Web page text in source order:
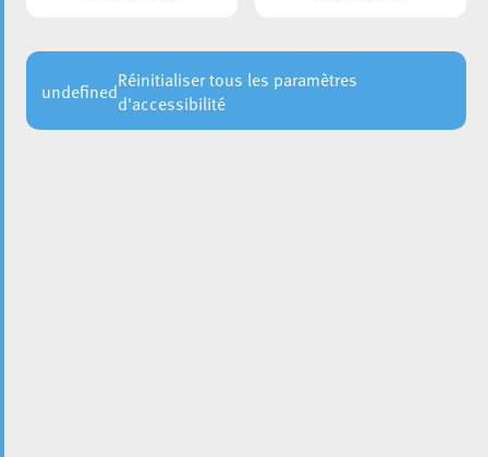
undefinedRéinitialiser tous les paramètres
d'accessibilité